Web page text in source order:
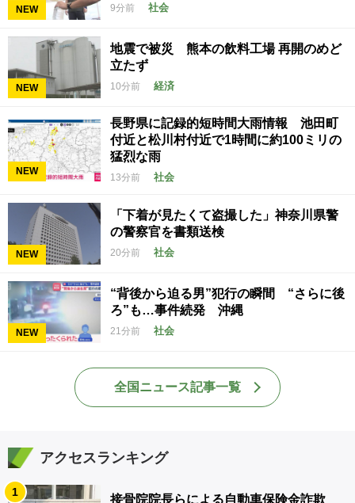
NEW 9分前 社会
NEW
地震で被災 熊本の飲料工場 再開のめど
立たず
10分前 経済
NEW
長野県に記録的短時間大雨情報 池田町
付近と松川村付近で1時間に約100ミリの
猛烈な雨
13分前 社会
NEW
「下着が見たくて盗撮した」神奈川県警
の警察官を書類送検
20分前 社会
NEW
“背後から迫る男”犯行の瞬間 “さらに後
ろ”も…事件続発 沖縄
21分前 社会
全国ニュース記事一覧
アクセスランキング
1
接骨院院長らによる自動車保険金詐欺